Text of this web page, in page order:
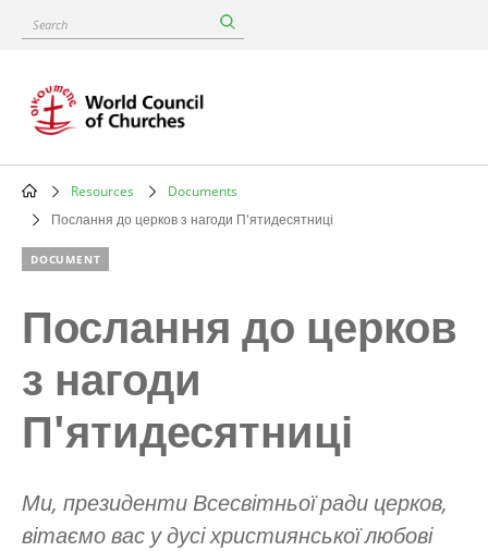
content
Search
Breadcrumb
Resources
Documents
Послання до церков з нагоди П'ятидесятниці
DOCUMENT
Послання до церков
з нагоди
П'ятидесятниці
Ми, президенти Всесвітньої ради церков,
вітаємо вас у дусі християнської любові